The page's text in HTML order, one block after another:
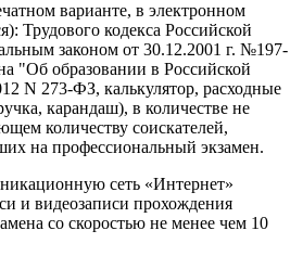
варианте, в электронном
Трудового кодекса Российской
законом от 30.12.2001 г. №197-
"Об образовании в Российской
N 273-ФЗ, калькулятор, расходные
карандаш), в количестве не
количеству соискателей,
на профессиональный экзамен.
сеть «Интернет»
и видеозаписи прохождения
со скоростью не менее чем 10